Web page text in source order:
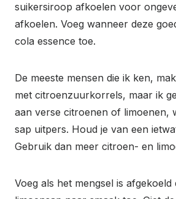
suikersiroop afkoelen voor
afkoelen. Voeg wanneer deze
cola essence toe.
De meeste mensen die ik ken,
met citroenzuurkorrels, maar ik
aan verse citroenen of limoenen,
sap uitpers. Houd je van een
Gebruik dan meer citroen- en
Voeg als het mengsel is